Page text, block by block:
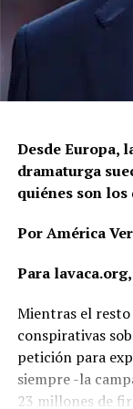
Desde Europa,
dramaturga
quiénes son
Por América
Para
Mientras el
conspirativas
petición para
siempre -la
23 millones de